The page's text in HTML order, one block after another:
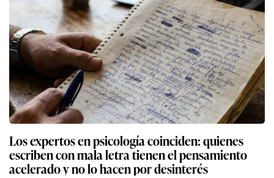
Los expertos en psicología coinciden: quienes
escriben con mala letra tienen el pensamiento
acelerado y no lo hacen por desinterés